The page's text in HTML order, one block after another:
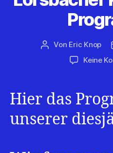
Beitragsautor
Von Eric Knop
Keine
Hier das
unserer